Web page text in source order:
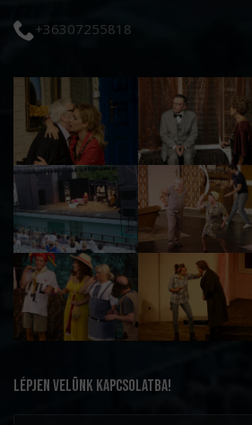
+36307255818
LÉPJEN VELÜNK KAPCSOLATBA!